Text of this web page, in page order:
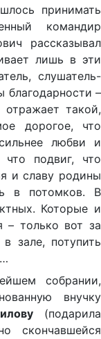
принимать
командир
рассказывал
лишь в эти
слушатель-
благодарности –
такой,
дорогое, что
любви и
подвиг, что
и славу родины
в потомков. В
Которые и
– только вот за
зале, потупить
собрании,
внучку
(подарила
скончавшейся